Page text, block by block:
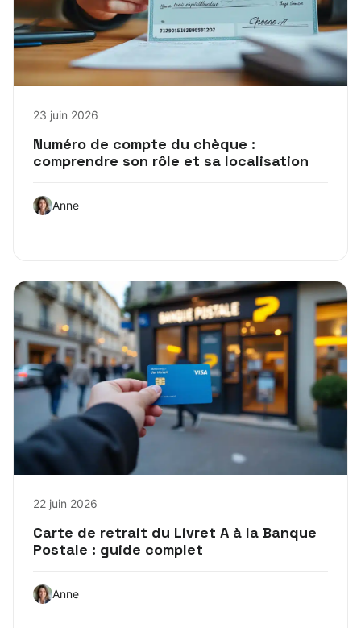
23 juin 2026
Numéro de compte du chèque :
comprendre son rôle et sa localisation
Anne
22 juin 2026
Carte de retrait du Livret A à la Banque
Postale : guide complet
Anne